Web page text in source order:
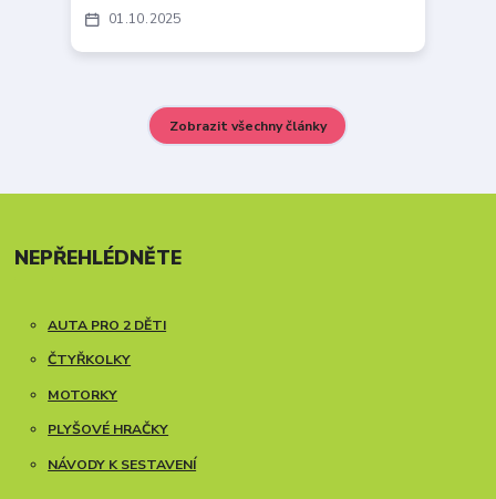
01 10 2025
Zobrazit všechny články
NEPŘEHLÉDNĚTE
AUTA PRO 2 DĚTI
ČTYŘKOLKY
MOTORKY
PLYŠOVÉ HRAČKY
NÁVODY K SESTAVENÍ